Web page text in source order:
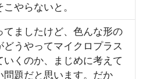
やらないと。
てましたけど、色んな形の
どうやってマイクロプラス
いくのか、まじめに考えて
問題だと思います。だか